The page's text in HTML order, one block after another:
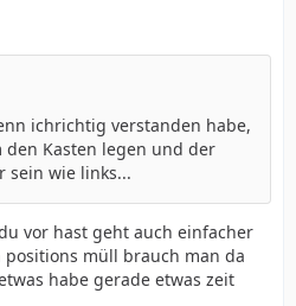
ichrichtig verstanden habe,
Kasten legen und der
sein wie links...
vor hast geht auch einfacher
müll brauch man da
habe gerade etwas zeit